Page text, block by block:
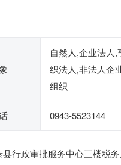
自然人,企业法人,
织法人,非法人企
组织
0943-5523144
行政审批服务中心三楼税